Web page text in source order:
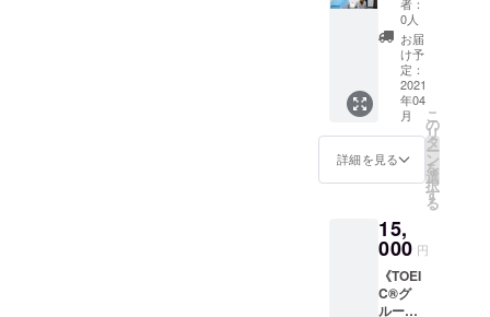
はどん
なこと
をすれ
ばよい
の？
等々、
経験豊
富な
コーチ
い。 ※
コーチ
ングは
基本オ
ンライ
（90
分）・
ビジネ
ス英会
話グ
ループ
レッス
ン１回
（60
分）》
★それ
実際の
レッス
ンを体
験して
いただ
けま
0人
お届
け予
定：
2021
年04
月
詳細を見る
こ
の
リ
タ
ー
ン
を
選
択
す
る
15,
000 円
《TOEI
C®グ
ループ